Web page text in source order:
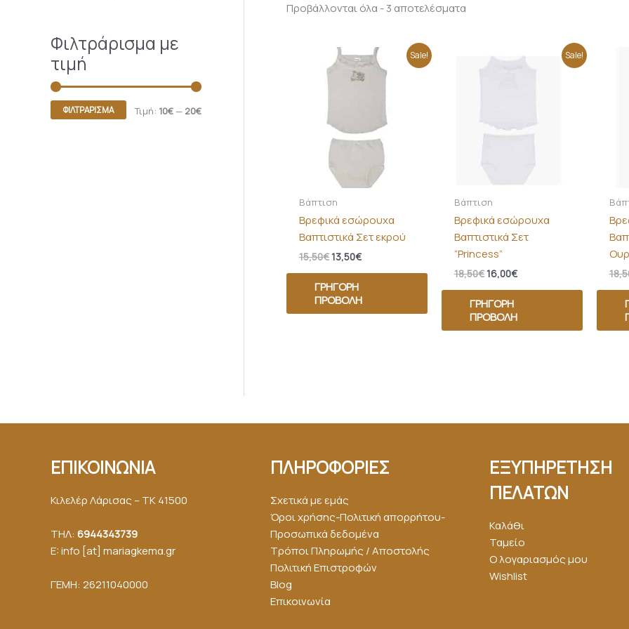
Φιλτράρισμα με
τιμή
ΦΙΛΤΡΆΡΙΣΜΑ Τιμή: 10€— 20€
Προβάλλονται όλα - 3 αποτελέσματα
Sale!
Βάπτιση
Βρεφικά εσώρουχα
Βαπτιστικά Σετ εκρού
15,50€
Original
price
was:
13,50€
Η
τρέχουσα
τιμή
ΓΡΉΓΟΡΗ
ΠΡΟΒΟΛΉ
Sale!
Βάπτιση
Βρεφικά εσώρουχα
Βαπτιστικά Σετ
“Princess”
18,50€
price
16,00€
τρέχουσα
ΓΡΉΓΟΡΗ
ΠΡΟΒΟΛΉ
ΕΠΙΚΟΙΝΩΝΙΑ
Κιλελέρ Λάρισας – ΤΚ 41500
ΤΗΛ: 6944343739
E: info [at] mariagkemα.gr
ΓΕΜΗ: 26211040000
ΠΛΗΡΟΦΟΡΙΕΣ
Σχετικά με εμάς
Όροι χρήσης-Πολιτική απορρήτου-
Προσωπικά δεδομένα
Τρόποι Πληρωμής / Αποστολής
Πολιτική Επιστροφών
Blog
Επικοινωνία
ΕΞΥΠΗΡΕΤΗΣΗ
ΠΕΛΑΤΩΝ
Καλάθι
Ταμείο
Ο λογαριασμός μου
Wishlist